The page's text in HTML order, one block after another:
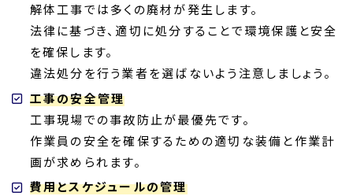
解体工事では多くの廃材が発生します。
法律に基づき、適切に処分することで環境保護と安全
を確保します。
違法処分を行う業者を選ばないよう注意しましょう。
工事の安全管理
工事現場での事故防止が最優先です。
作業員の安全を確保するための適切な装備と作業計
画が求められます。
費用とスケジュールの管理